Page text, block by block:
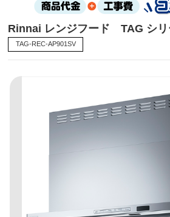
Rinnai レンジフード TAG シリ
TAG-REC-AP901SV